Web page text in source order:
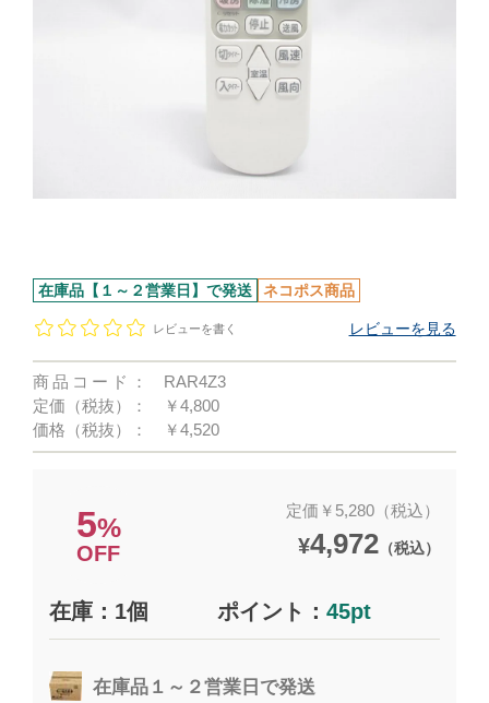
在庫品【１～２営業日】で発送 ネコポス商品
レビューを書く レビューを見る
商品コード：
RAR4Z3
定価（税抜）：
￥4,800
価格（税抜）：
￥4,520
5%
OFF
定価￥5,280（税込）
¥4,972（税込）
在庫：1個 ポイント： 45pt
在庫品１～２営業日で発送